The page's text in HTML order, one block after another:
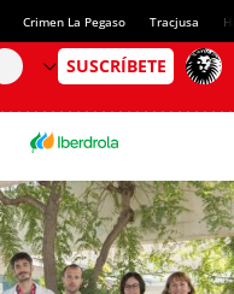
Crimen La Pegaso Tracjusa